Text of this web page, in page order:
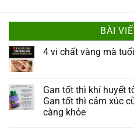
BÀI
4 vi chất vàng mà
Gan tốt thì khí huyết
Gan tốt thì cảm xúc
càng khỏe